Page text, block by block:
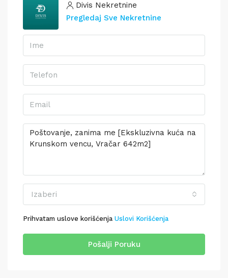
Divis Nekretnine
Pregledaj Sve Nekretnine
Izaberi
Prihvatam uslove korišćenja Uslovi Korišćenja
Pošalji Poruku